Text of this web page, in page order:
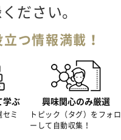
ださい。
つ情報満載！
学ぶ
ミ
興味関心のみ厳選
トピック（タグ）をフォロ
ーして自動収集！